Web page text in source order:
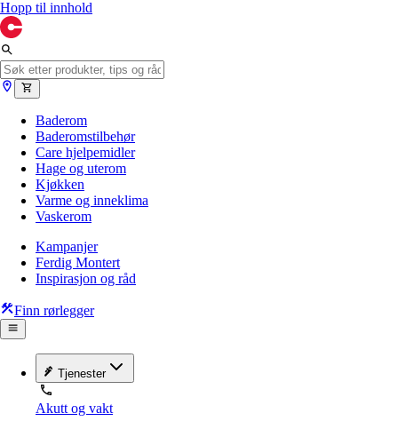
Hopp til innhold
Baderom
Baderomstilbehør
Care hjelpemidler
Hage og uterom
Kjøkken
Varme og inneklima
Vaskerom
Kampanjer
Ferdig Montert
Inspirasjon og råd
Finn rørlegger
Tjenester
Akutt og vakt